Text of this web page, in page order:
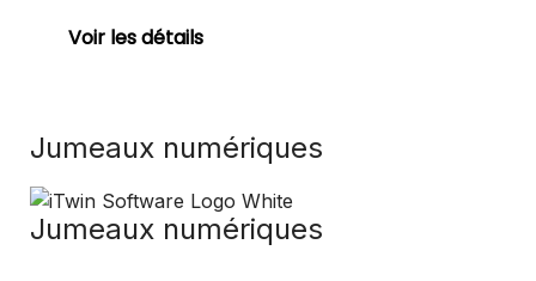
Voir les détails
Jumeaux numériques
Jumeaux numériques